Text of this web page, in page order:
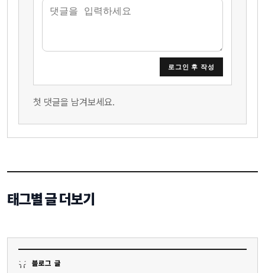
블로그 글
로그인 후 작성
첫 댓글을 남겨보세요.
태그별 글 더보기